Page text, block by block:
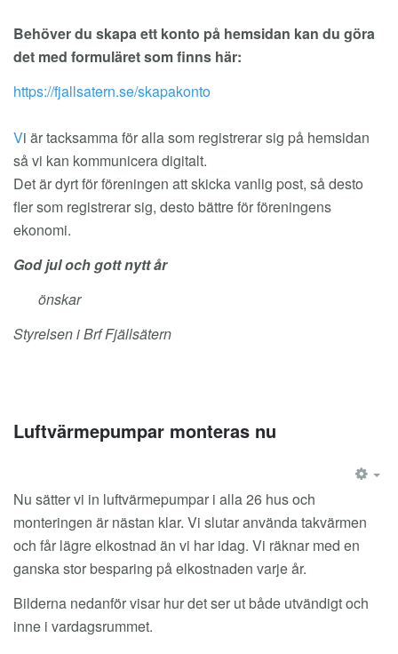
Behöver du skapa ett konto på hemsidan kan du göra
det med formuläret som finns här:
https://fjallsatern.se/skapakonto
Vi är tacksamma för alla som registrerar sig på hemsidan
så vi kan kommunicera digitalt.
Det är dyrt för föreningen att skicka vanlig post, så desto
fler som registrerar sig, desto bättre för föreningens
ekonomi.
God jul och gott nytt år
önskar
Styrelsen i Brf Fjällsätern
Luftvärmepumpar monteras nu
Nu sätter vi in luftvärmepumpar i alla 26 hus och
monteringen är nästan klar. Vi slutar använda takvärmen
och får lägre elkostnad än vi har idag. Vi räknar med en
ganska stor besparing på elkostnaden varje år.
Bilderna nedanför visar hur det ser ut både utvändigt och
inne i vardagsrummet.